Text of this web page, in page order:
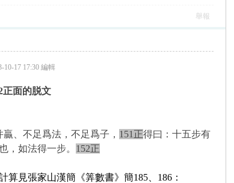
舉報
10-17 17:30 編輯
正面的脱文
、不足爲法，不足爲子， 151正得曰：十五步有
，如法得一步。 152正
見張家山漢簡《筭數書》簡185、186：